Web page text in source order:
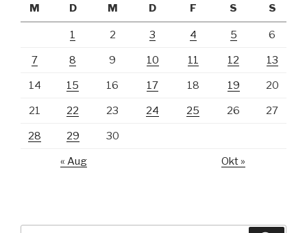
M
D M D F S S
1 2 3 4 5 6
7 8 9 10 11 12 13
14 15 16 17 18 19 20
21 22 23 24 25 26 27
28 29 30
« Aug Okt »